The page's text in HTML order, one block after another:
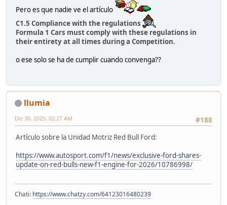
Pero es que nadie ve el artículo
C1.5 Compliance with the regulations
Formula 1 Cars must comply with these regulations in
their entirety at all times during a Competition.
o ese solo se ha de cumplir cuando convenga??
llumia
#188
Dic 30, 2025, 02:27 AM
Artículo sobre la Unidad Motriz Red Bull Ford:
https://www.autosport.com/f1/news/exclusive-ford-shares-
update-on-red-bulls-new-f1-engine-for-2026/10786998/
Chati: https://www.chatzy.com/64123016480239